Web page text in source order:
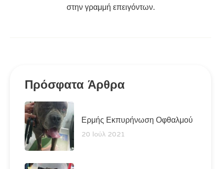
στην γραμμή επειγόντων.
Πρόσφατα Άρθρα
Ερμής Εκπυρήνωση Οφθαλμού
20 Ιούλ 2021